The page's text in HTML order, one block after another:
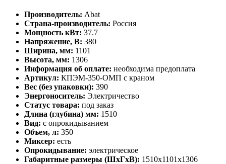
Производитель: Abat
Страна-производитель: Россия
Мощность кВт: 37.7
Напряжение, В: 380
Ширина, мм: 1101
Высота, мм: 1306
Информация об оплате: необходима предоплата
Артикул: КПЭМ-350-ОМП с краном
Вес (без упаковки): 390
Энергоноситель: Электричество
Статус товара: под заказ
Длина (глубина) мм: 1510
Вид: с опрокидыванием
Объем, л: 350
Миксер: есть
Опрокидывание: электрическое
Габаритные размеры (ШхГхВ): 1510х1101х1306